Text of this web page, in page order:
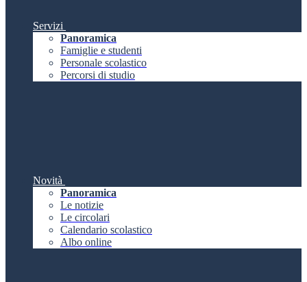
Servizi
Panoramica
Famiglie e studenti
Personale scolastico
Percorsi di studio
Novità
Panoramica
Le notizie
Le circolari
Calendario scolastico
Albo online